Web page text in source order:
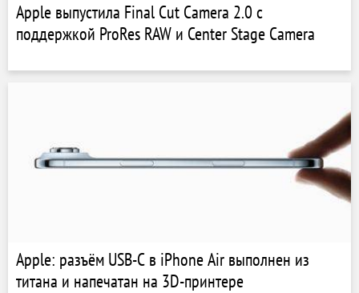
Apple выпустила Final Cut Camera 2.0 с
поддержкой ProRes RAW и Center Stage Camera
Apple: разъём USB-C в iPhone Air выполнен из
титана и напечатан на 3D-принтере